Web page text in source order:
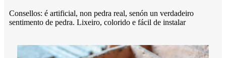
Consellos: é artificial, non pedra real, senón un verdadeiro
sentimento de pedra. Lixeiro, colorido e fácil de instalar